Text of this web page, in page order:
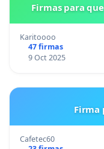
Firmas para
Karitoooo
47 firmas
9 Oct 2025
Firma
Cafetec60